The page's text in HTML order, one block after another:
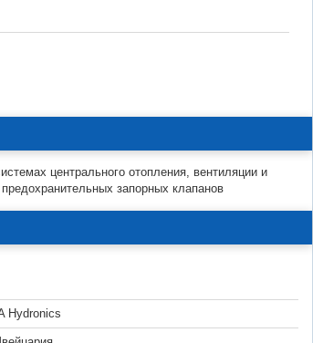
центрального отопления, вентиляции и
запорных клапанов
Hydronics